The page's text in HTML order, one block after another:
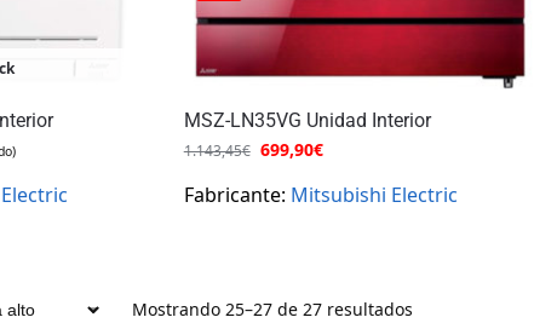
MSZ-LN35VG Unidad Interior
1.143,45€ 699,90€
Fabricante: Mitsubishi Electric
Mostrando 25–27 de 27 resultados